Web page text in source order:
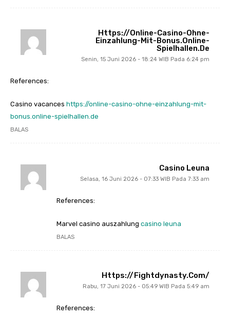
Https://online-Casino-Ohne-
Einzahlung-Mit-Bonus.online-
Spielhallen.de
Senin, 15 Juni 2026 - 18:24 WIB Pada 6:24 pm
References:
Casino vacances https://online-casino-ohne-einzahlung-mit-
bonus.online-spielhallen.de
BALAS
Casino Leuna
Selasa, 16 Juni 2026 - 07:33 WIB Pada 7:33 am
References:
Marvel casino auszahlung casino leuna
BALAS
Https://fightdynasty.com/
Rabu, 17 Juni 2026 - 05:49 WIB Pada 5:49 am
References: